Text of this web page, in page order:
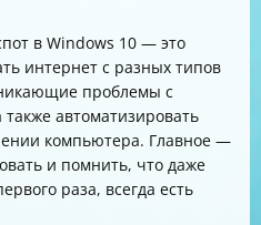
в Windows 10 — это
интернет с разных типов
проблемы с
автоматизировать
компьютера. Главное —
и помнить, что даже
раза, всегда есть